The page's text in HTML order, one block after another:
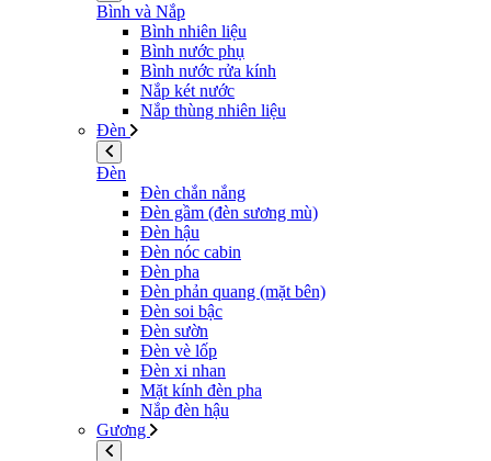
Bình và Nắp
Bình nhiên liệu
Bình nước phụ
Bình nước rửa kính
Nắp két nước
Nắp thùng nhiên liệu
Đèn
Đèn
Đèn chắn nắng
Đèn gầm (đèn sương mù)
Đèn hậu
Đèn nóc cabin
Đèn pha
Đèn phản quang (mặt bên)
Đèn soi bậc
Đèn sườn
Đèn vè lốp
Đèn xi nhan
Mặt kính đèn pha
Nắp đèn hậu
Gương